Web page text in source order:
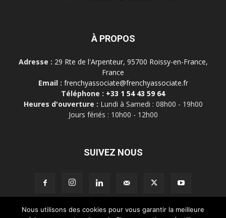
À PROPOS
Adresse : 29 Rte de l'Arpenteur, 95700 Roissy-en-France,
France
Email : frenchyassociate@frenchyassociate.fr
Téléphone : +33 1 54 43 59 64
Heures d'ouverture : Lundi à Samedi : 08h00 - 19h00
Jours fériés : 10h00 - 12h00
SUIVEZ NOUS
Nous utilisons des cookies pour vous garantir la meilleure